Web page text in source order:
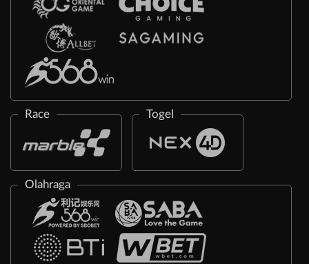
Race Togel
Olahraga